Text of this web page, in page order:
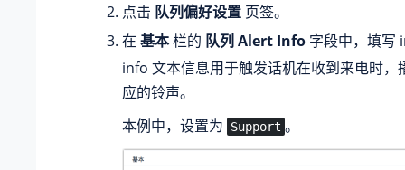
点击 队列偏好设置 页签。
在 基本栏的 队列 Alert Info 字段中，填写
info 文本信息用于触发话机在收到来电时，
应的铃声。
本例中，设置为
Support 。